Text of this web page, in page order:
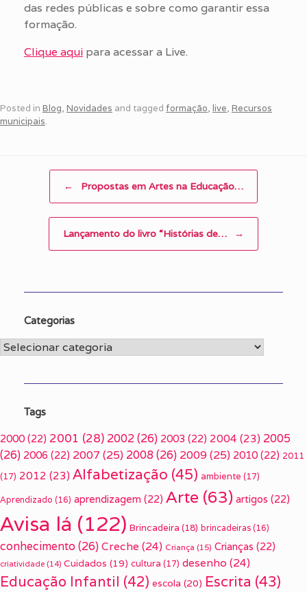
das redes públicas e sobre como garantir essa
formação.
Clique aqui para acessar a Live.
Posted in Blog, Novidades and tagged formação, live, Recursos
municipais.
Post navigation
← Propostas em Artes na Educação…
Lançamento do livro “Histórias de… →
Categorias
Categorias
Tags
2000 (22) 2001 (28) 2002(26) 2003 (22) 2004 (23) 2005
(26) 2006 (22) 2007 (25) 2008(26) 2009(25) 2010 (22) 2011
(17) 2012 (23) Alfabetização (45) ambiente (17)
Aprendizado (16) aprendizagem (22) Arte (63) artigos (22)
Avisa lá (122) Brincadeira (18) brincadeiras (16)
conhecimento(26) Creche (24) Criança (15) Crianças (22)
criatividade (14) Cuidados (19) cultura (17) desenho (24)
Educação Infantil (42) escola (20) Escrita (43)